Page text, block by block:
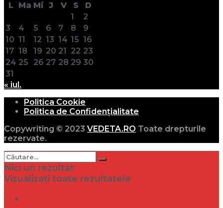
L Ma Mi J V S
D
1
2
3
4 5 6 7 8
9
10 11 12 13 14 15 16
17 18 19 20 21 22 23
24 25 26 27 28 29 30
31
« iul.
Politica Cookie
Politica de Confidențialitate
Copywriting © 2023 VEDETA.RO Toate drepturile
rezervate.
Nici un rezultat
Vizualizați toate rezultatele